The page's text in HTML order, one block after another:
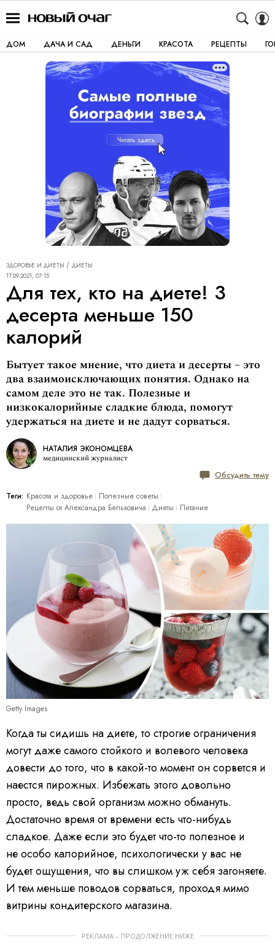
ДОМ ДАЧА И САД ДЕНЬГИ КРАСОТА РЕЦЕПТЫ
ЗДОРОВЬЕ И ДИЕТЫ
ДИЕТЫ
17.09.2021, 07:15
Для тех, кто на диете! 3
десерта меньше 150
калорий
Бытует такое мнение, что диета и десерты – это
два взаимоисключающих понятия. Однако на
самом деле это не так. Полезные и
низкокалорийные сладкие блюда, помогут
удержаться на диете и не дадут сорваться.
НАТАЛИЯ ЭКОНОМЦЕВА
медицинский журналист
Обсудить тему
Теги: Красота и здоровье
Полезные советы
Рецепты от Александра Бельковича
Диеты Питание
Getty Images
Когда ты сидишь на диете, то строгие ограничения
могут даже самого стойкого и волевого человека
довести до того, что в какой-то момент он сорвется и
наестся пирожных. Избежать этого довольно
просто, ведь свой организм можно обмануть.
Достаточно время от времени есть что-нибудь
сладкое. Даже если это будет что-то полезное и
не особо калорийное, психологически у вас не
будет ощущения, что вы слишком уж себя загоняете.
И тем меньше поводов сорваться, проходя мимо
витрины кондитерского магазина.
РЕКЛАМА – ПРОДОЛЖЕНИЕ НИЖЕ